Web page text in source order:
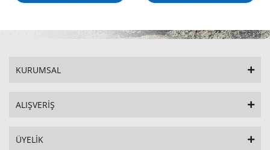
KURUMSAL
ALIŞVERİŞ
ÜYELİK